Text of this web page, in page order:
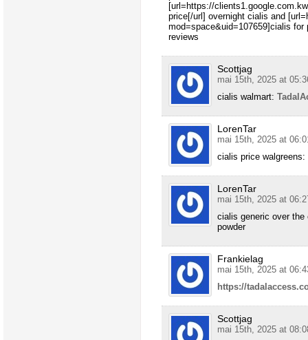
[url=https://
price[/url] overnight cialis and
mod=space&uid=107659]cialis
reviews
Scottjag
mai 15th, 2025 at
cialis walmart:
LorenTar
mai 15th, 2025 at
cialis price walgreens:
LorenTar
mai 15th, 2025 at
cialis generic over
powder
Frankielag
mai 15th, 2025 at
https://
Scottjag
mai 15th, 2025 at